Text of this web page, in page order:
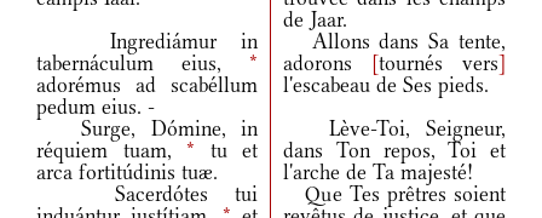
de Jaar.
Ingrediámur in
tabernáculum eius, *
adorémus ad scabéllum
pedum eius. -
Allons dans Sa tente,
adorons
[tournés vers]
l'escabeau de Ses pieds.
Surge, Dómine, in
réquiem tuam, * tu et
arca fortitúdinis tuæ.
Lève-Toi, Seigneur,
dans Ton repos, Toi et
l'arche de Ta majesté!
Sacerdótes tui
Que Tes prêtres soient